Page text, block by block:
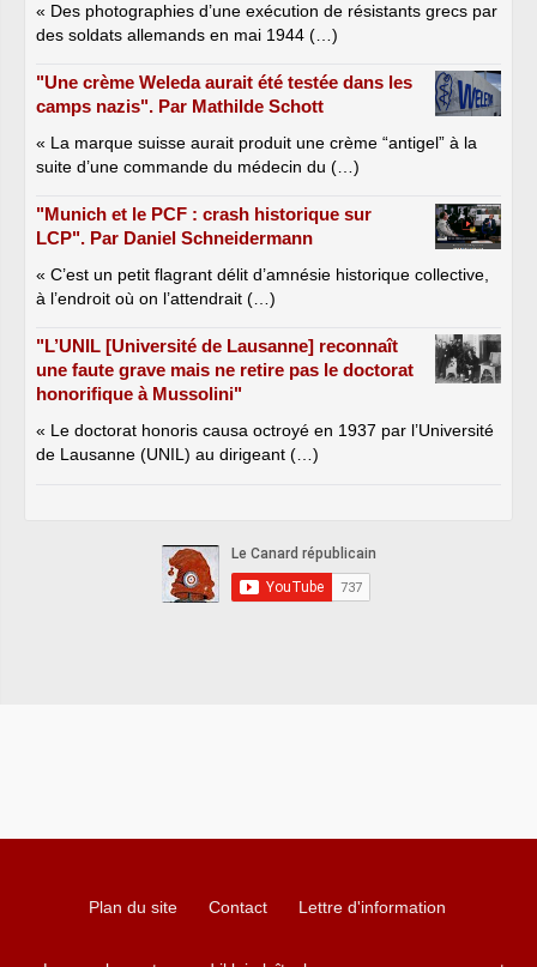
« Des photographies d’une exécution de résistants grecs par
des soldats allemands en mai 1944 (…)
"Une crème Weleda aurait été testée dans les
camps nazis". Par Mathilde Schott
« La marque suisse aurait produit une crème “antigel” à la
suite d’une commande du médecin du (…)
"Munich et le PCF : crash historique sur
LCP". Par Daniel Schneidermann
« C’est un petit flagrant délit d’amnésie historique collective,
à l’endroit où on l’attendrait (…)
"L’UNIL [Université de Lausanne] reconnaît
une faute grave mais ne retire pas le doctorat
honorifique à Mussolini"
« Le doctorat honoris causa octroyé en 1937 par l’Université
de Lausanne (UNIL) au dirigeant (…)
Plan du site Contact Lettre d'information